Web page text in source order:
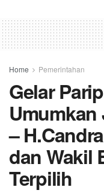
Home Pemerintahan
Gelar
–
dan Wakil
Terpilih